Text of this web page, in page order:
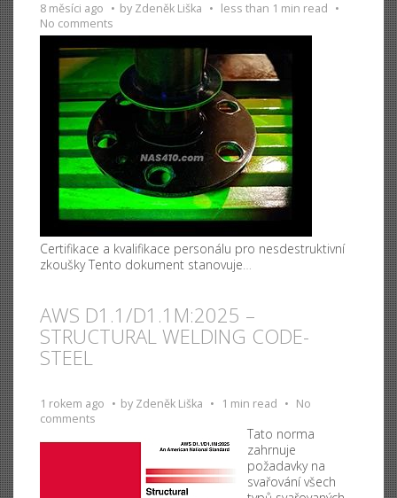
8 měsíci ago by Zdeněk Liška
less than 1 min read
No comments
Certifikace a kvalifikace personálu pro nesdestruktivní
zkoušky Tento dokument stanovuje…
AWS D1.1/D1.1M:2025 –
STRUCTURAL WELDING CODE-
STEEL
1 rokem ago by Zdeněk Liška 1 min read
No
comments
Tato norma
zahrnuje
požadavky na
svařování všech